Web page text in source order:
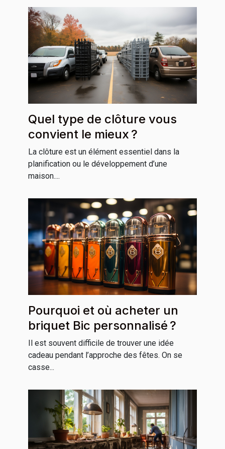
Quel type de clôture vous
convient le mieux ?
La clôture est un élément essentiel dans la
planification ou le développement d’une
maison....
Pourquoi et où acheter un
briquet Bic personnalisé ?
Il est souvent difficile de trouver une idée
cadeau pendant l’approche des fêtes. On se
casse...